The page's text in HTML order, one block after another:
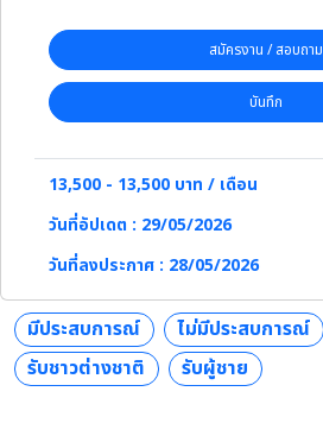
สมัครงาน / สอบถาม
บันทึก
13,500 - 13,500 บาท / เดือน
วันที่อัปเดต : 29/05/2026
วันที่ลงประกาศ : 28/05/2026
มีประสบการณ์ ไม่มีประสบการณ์
รับชาวต่างชาติ
รับผู้ชาย